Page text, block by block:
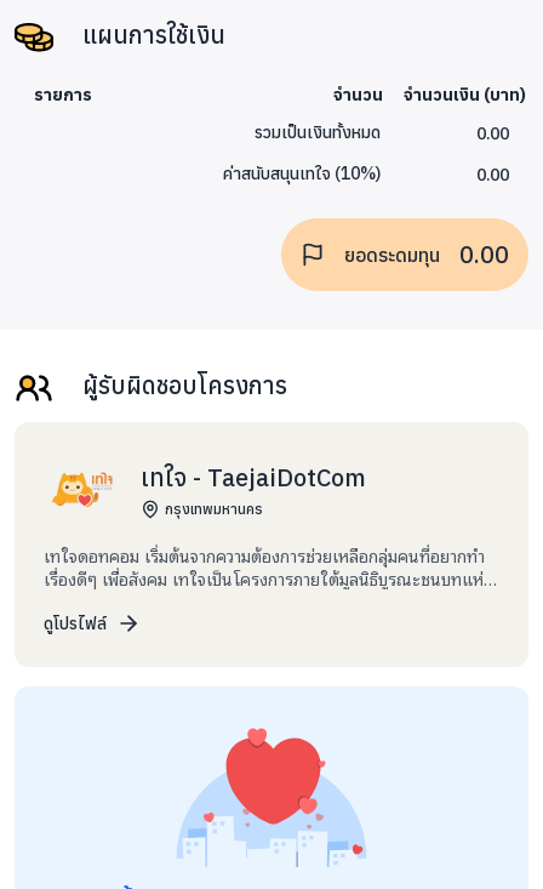
แผนการใช้เงิน
รายการ จำนวน
จำนวนเงิน (บาท)
รวมเป็นเงินทั้งหมด
0.00
ค่าสนับสนุนเทใจ (10%) 0.00
ยอดระดมทุน 0.00
ผู้รับผิดชอบโครงการ
เทใจ - TaejaiDotCom
กรุงเทพมหานคร
เทใจดอทคอม เริ่มต้นจากความต้องการช่วยเหลือกลุ่มคนที่อยากทำ
เรื่องดีๆ เพื่อสังคม เทใจเป็นโครงการภายใต้มูลนิธิบูรณะชนบทแห่ง
สถาบัน ChangeFusion ร่วมกันสร้างพื้นที่กลางนี้ขึ้นมา เราอยากให้
ดูโปรไฟล์